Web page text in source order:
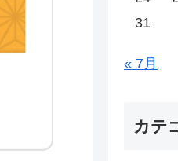
31
« 7月
カテ